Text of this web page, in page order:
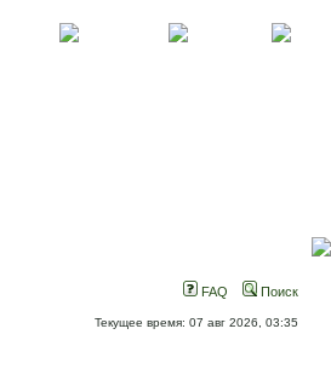
FAQ Поиск
Текущее время: 07 авг 2026, 03:35